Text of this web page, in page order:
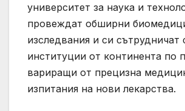
университет за наука и
провеждат обширни
изследвания и си сътрудничат
институции от континента по
вариращи от прецизна
изпитания на нови лекарства.